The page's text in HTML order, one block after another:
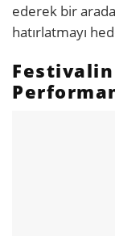
ederek bir
hatırlatmayı